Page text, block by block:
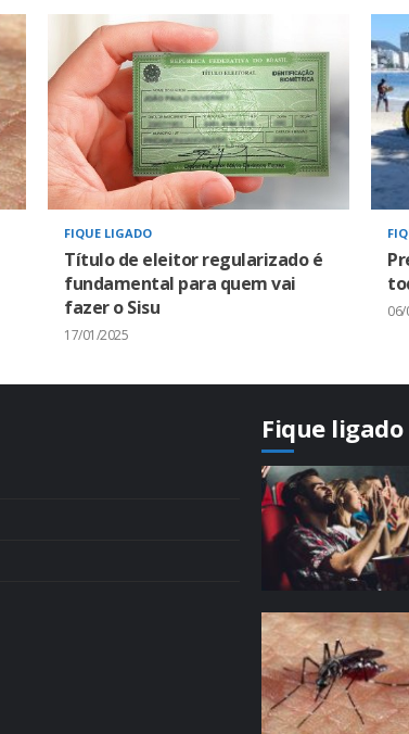
FIQUE LIGADO
Título de eleitor regularizado é
fundamental para quem vai
fazer o Sisu
17/01/2025
06/
Fique ligado